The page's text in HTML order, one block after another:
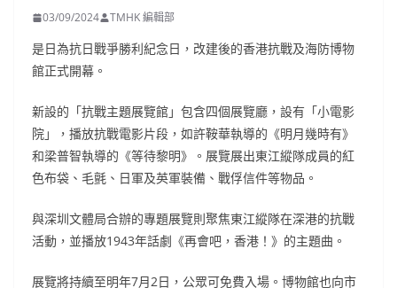
03/09/2024 TMHK 編輯部
是日為抗日戰爭勝利紀念日，改建後的香港抗戰及海防博物
館正式開幕。
新設的「抗戰主題展覽館」包含四個展覽廳，設有「小電影
院」，播放抗戰電影片段，如許鞍華執導的《明月幾時有》
和梁普智執導的《等待黎明》。展覽展出東江縱隊成員的紅
色布袋、毛氈、日軍及英軍裝備、戰俘信件等物品。
與深圳文體局合辦的專題展覽則聚焦東江縱隊在深港的抗戰
活動，並播放1943年話劇《再會吧，香港！》的主題曲。
展覽將持續至明年7月2日，公眾可免費入場。博物館也向市